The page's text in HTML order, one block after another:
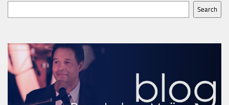
Search